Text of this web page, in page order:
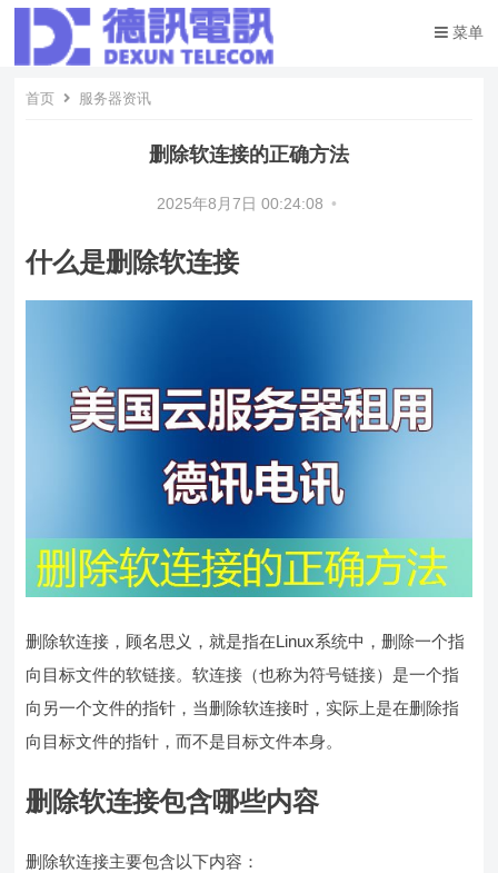
菜单
首页 服务器资讯
删除软连接的正确方法
2025年8月7日 00:24:08 •
什么是删除软连接
删除软连接，顾名思义，就是指在Linux系统中，删除一个指
向目标文件的软链接。软连接（也称为符号链接）是一个指
向另一个文件的指针，当删除软连接时，实际上是在删除指
向目标文件的指针，而不是目标文件本身。
删除软连接包含哪些内容
删除软连接主要包含以下内容：